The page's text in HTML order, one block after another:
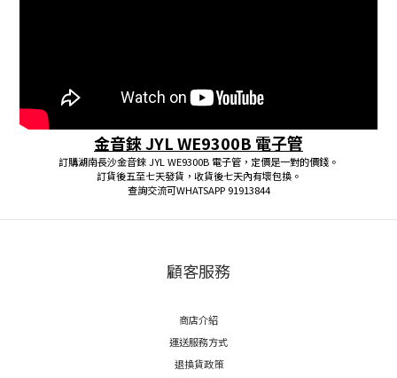
金音錸 JYL WE9300B 電子管
訂購湖南長沙金音錸 JYL WE9300B 電子管，定價是一對的價錢。
訂貨後五至七天發貨，收貨後七天內有壞包換。
查詢交流可WHATSAPP 91913844
顧客服務
商店介紹
運送服務方式
退換貨政策